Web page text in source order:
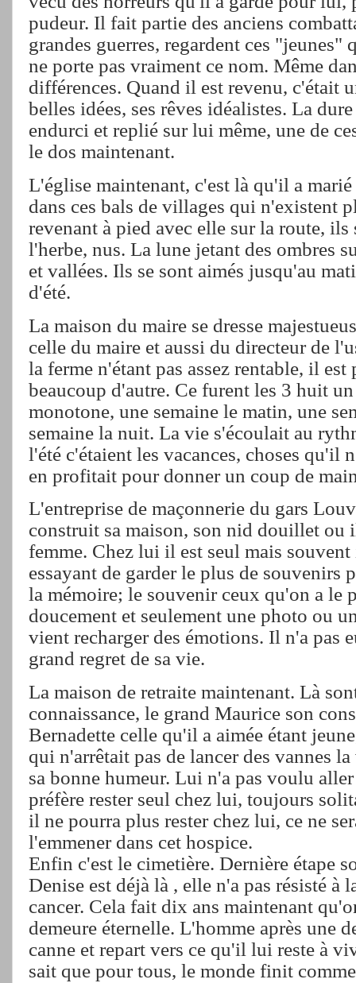
pudeur. Il fait partie des anciens
grandes guerres, regardent ces
ne porte pas vraiment ce nom. Même
différences. Quand il est revenu, c'était
belles idées, ses rêves idéalistes. La
endurci et replié sur lui même, une de
le dos maintenant.
L'église maintenant, c'est là qu'il a
dans ces bals de villages qui n'existent
revenant à pied avec elle sur la route, ils
l'herbe, nus. La lune jetant des ombres
et vallées. Ils se sont aimés jusqu'au
d'été.
La maison du maire se dresse
celle du maire et aussi du directeur de
la ferme n'étant pas assez rentable, il
beaucoup d'autre. Ce furent les 3 huit
monotone, une semaine le matin, une
semaine la nuit. La vie s'écoulait au
l'été c'étaient les vacances, choses qu'il
en profitait pour donner un coup de
L'entreprise de maçonnerie du gars
construit sa maison, son nid douillet ou
femme. Chez lui il est seul mais souvent
essayant de garder le plus de souvenirs
la mémoire; le souvenir ceux qu'on a le
doucement et seulement une photo ou
vient recharger des émotions. Il n'a pas
grand regret de sa vie.
La maison de retraite maintenant. Là
connaissance, le grand Maurice son
Bernadette celle qu'il a aimée étant
qui n'arrêtait pas de lancer des vannes
sa bonne humeur. Lui n'a pas voulu
préfère rester seul chez lui, toujours
il ne pourra plus rester chez lui, ce ne
l'emmener dans cet hospice.
Enfin c'est le cimetière. Dernière étape
Denise est déjà là , elle n'a pas résisté à
cancer. Cela fait dix ans maintenant
demeure éternelle. L'homme après une
canne et repart vers ce qu'il lui reste à
sait que pour tous, le monde finit